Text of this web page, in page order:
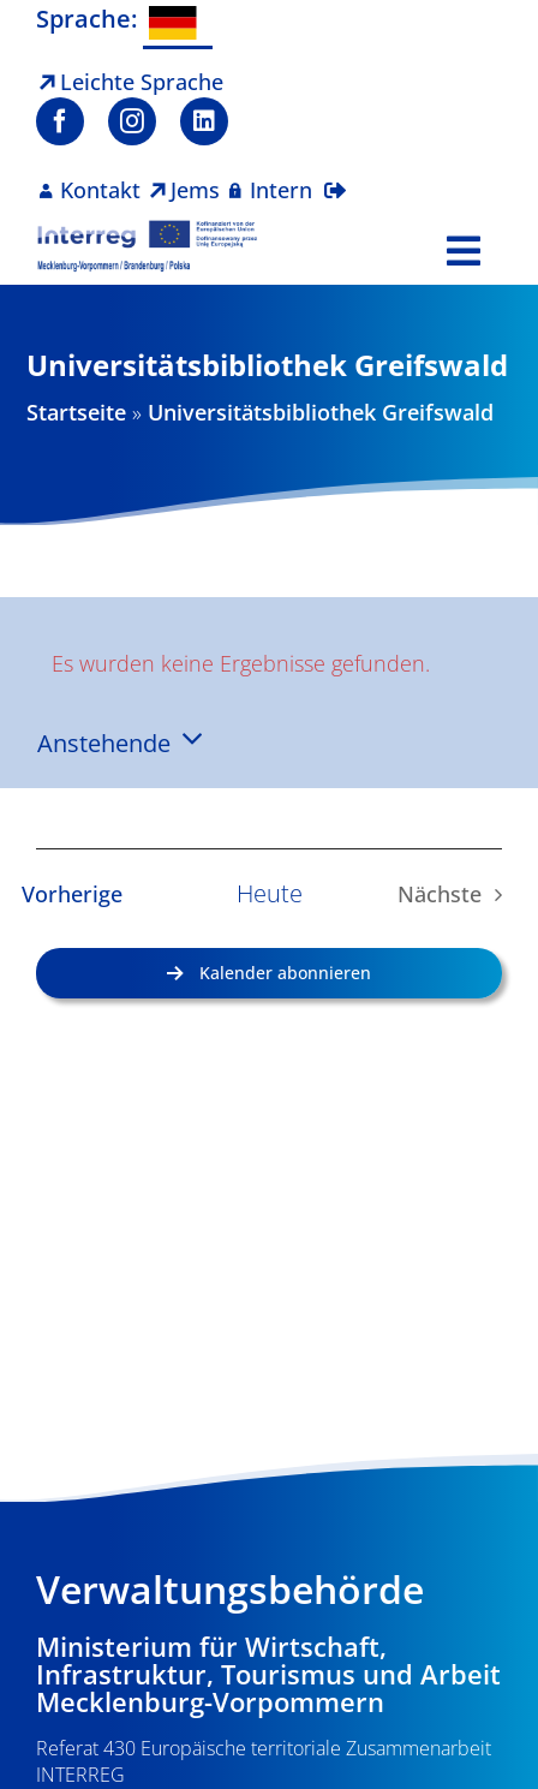
Zum
springen
Sprache:
Leichte Sprache
Kontakt Jems Intern
Projekte
Universitätsbibliothek Greifswald
Startseite » Universitätsbibliothek Greifswald
Hinweis
Es wurden keine Ergebnisse gefunden.
Anstehende
Datum
VorherigeVeranstaltungen
Heute
Nächste
Kalender abonnieren
Verwaltungsbehörde
Ministerium für Wirtschaft,
Infrastruktur, Tourismus und Arbeit
Mecklenburg-Vorpommern
Referat 430 Europäische territoriale Zusammenarbeit
INTERREG